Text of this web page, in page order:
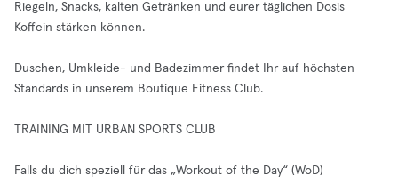
Riegeln, Snacks, kalten Getränken und eurer täglichen Dosis
Koffein stärken können.
Duschen, Umkleide- und Badezimmer findet Ihr auf höchsten
Standards in unserem Boutique Fitness Club.
TRAINING MIT URBAN SPORTS CLUB
Falls du dich speziell für das „Workout of the Day“ (WoD)